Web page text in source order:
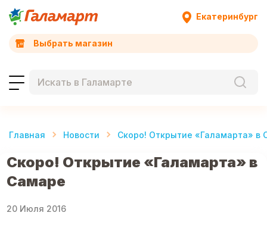
Екатеринбург
Выбрать магазин
Главная Новости Скоро! Открытие «Галамарта» в
Скоро! Открытие «Галамарта» в
Самаре
20 Июля 2016